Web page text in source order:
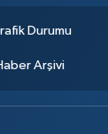
Durumu
Arşivi